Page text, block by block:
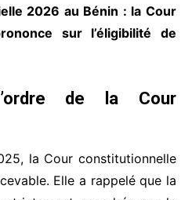
2026 au Bénin : la Cour
sur l’éligibilité de
de la Cour
la Cour constitutionnelle
Elle a rappelé que la